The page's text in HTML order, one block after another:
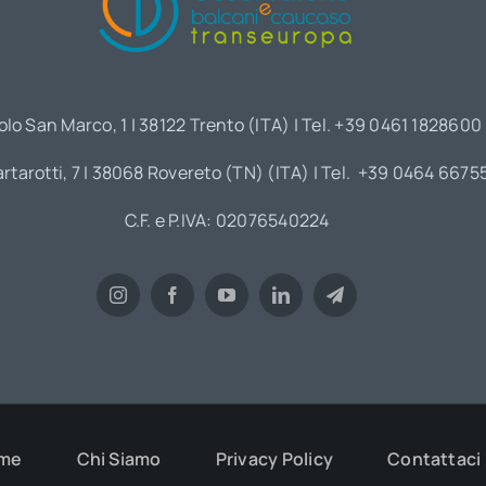
San Marco, 1 | 38122 Trento (ITA) | Tel. +39 0461 1828600
7 | 38068 Rovereto (TN) (ITA) | Tel. +39 0464
C.F. e P.IVA: 02076540224
Chi Siamo Privacy Policy Contattaci